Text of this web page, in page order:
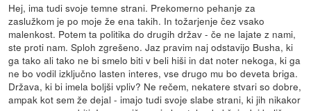
Hej, ima tudi svoje temne strani. Prekomerno pehanje za
zaslužkom je po moje že ena takih. In tožarjenje čez vsako
malenkost. Potem ta politika do drugih držav - če ne lajate z nami,
ste proti nam. Sploh zgrešeno. Jaz pravim naj odstavijo Busha, ki
ga tako ali tako ne bi smelo biti v beli hiši in dat noter nekoga, ki ga
ne bo vodil izključno lasten interes, vse drugo mu bo deveta briga.
Država, ki bi imela boljši vpliv? Ne rečem, nekatere stvari so dobre,
ampak kot sem že dejal - imajo tudi svoje slabe strani, ki jih nikakor